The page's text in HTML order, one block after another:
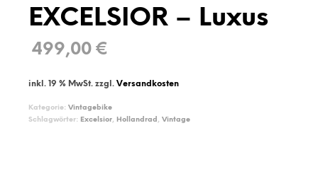
EXCELSIOR – Luxus
499,00 €
inkl. 19 % MwSt. zzgl. Versandkosten
Kategorie: Vintagebike
Schlagwörter: Excelsior, Hollandrad, Vintage